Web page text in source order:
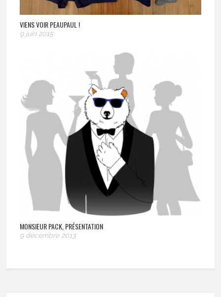
VIENS VOIR PEAUPAUL !
9 juin 2015
MONSIEUR PACK, PRÉSENTATION
9 décembre 2013